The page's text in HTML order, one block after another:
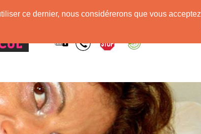
ce dernier, nous considérerons que vous acceptez